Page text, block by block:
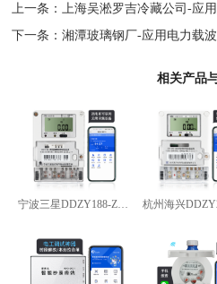
上一条：
上海吴淞罗吉冷藏公司-应
下一条：湘潭玻璃钢厂-应用电力载
相关产品
宁波三星DDZY188-Z型4G通讯智能电能表
杭州海兴